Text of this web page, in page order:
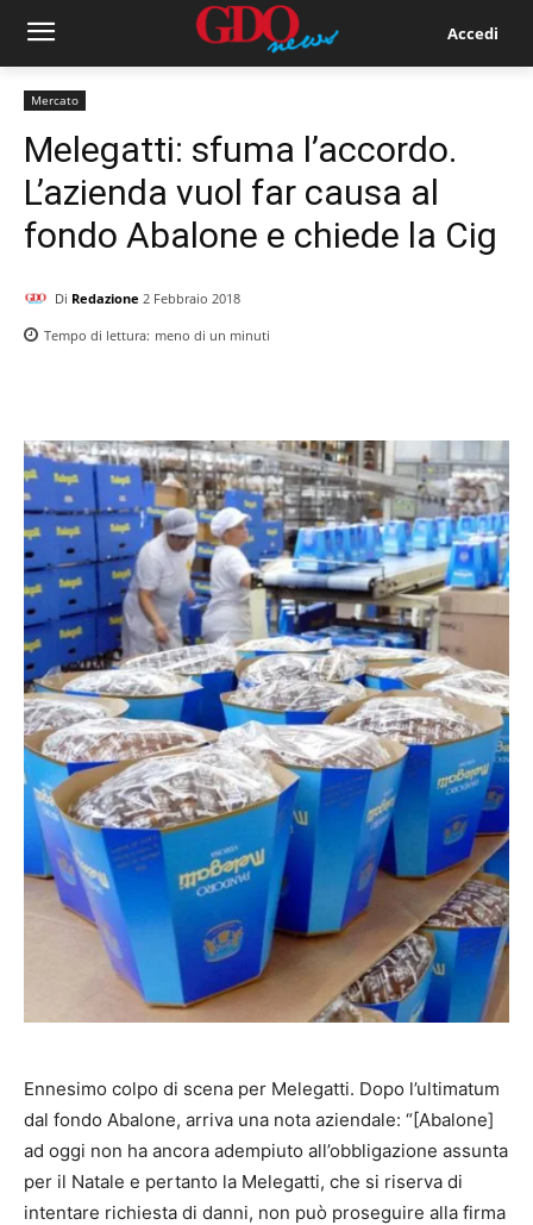
Accedi
Mercato
Melegatti: sfuma l’accordo.
L’azienda vuol far causa al
fondo Abalone e chiede la Cig
Di Redazione 2 Febbraio 2018
Tempo di lettura: meno di un minuti
Ennesimo colpo di scena per Melegatti. Dopo l’ultimatum
dal fondo Abalone, arriva una nota aziendale: “[Abalone]
ad oggi non ha ancora adempiuto all’obbligazione assunta
per il Natale e pertanto la Melegatti, che si riserva di
intentare richiesta di danni, non può proseguire alla firma